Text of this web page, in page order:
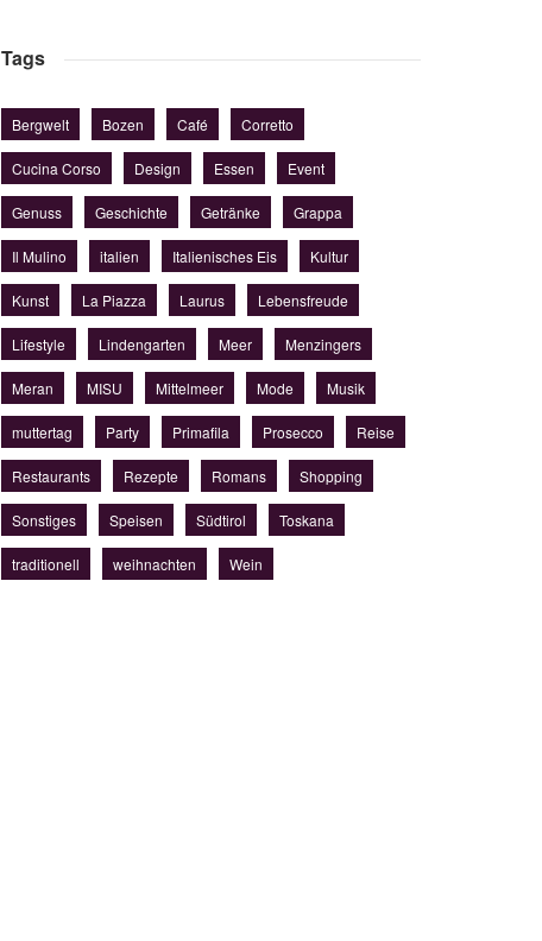
Tags
Bergwelt Bozen Café Corretto
Cucina Corso Design Essen Event
Genuss Geschichte Getränke Grappa
Il Mulino italien Italienisches Eis Kultur
Kunst La Piazza Laurus Lebensfreude
Lifestyle Lindengarten Meer Menzingers
Meran MISU Mittelmeer Mode Musik
muttertag Party Primafila Prosecco Reise
Restaurants Rezepte Romans Shopping
Sonstiges Speisen Südtirol Toskana
traditionell weihnachten Wein